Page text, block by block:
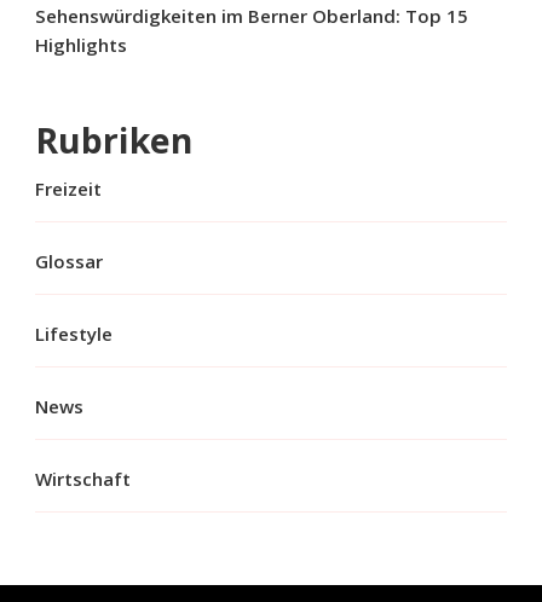
Sehenswürdigkeiten im Berner Oberland: Top 15
Highlights
Rubriken
Freizeit
Glossar
Lifestyle
News
Wirtschaft